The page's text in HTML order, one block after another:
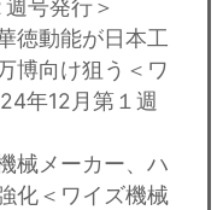
号発行＞
徳動能が日本工
博向け狙う＜ワ
年12月第１週
械メーカー、ハ
化＜ワイズ機械